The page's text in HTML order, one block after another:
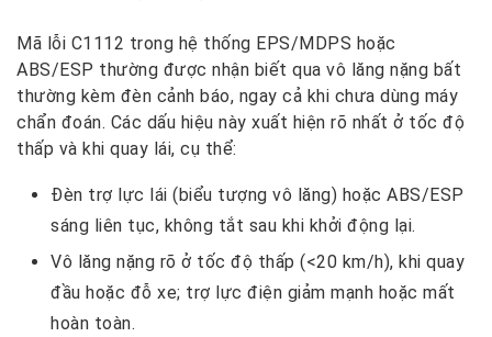
Mã lỗi C1112 trong hệ thống EPS/MDPS hoặc
ABS/ESP thường được nhận biết qua vô lăng nặng bất
thường kèm đèn cảnh báo, ngay cả khi chưa dùng máy
chẩn đoán. Các dấu hiệu này xuất hiện rõ nhất ở tốc độ
thấp và khi quay lái, cụ thể:
Đèn trợ lực lái (biểu tượng vô lăng) hoặc ABS/ESP
sáng liên tục, không tắt sau khi khởi động lại.
Vô lăng nặng rõ ở tốc độ thấp (<20 km/h), khi quay
đầu hoặc đỗ xe; trợ lực điện giảm mạnh hoặc mất
hoàn toàn.